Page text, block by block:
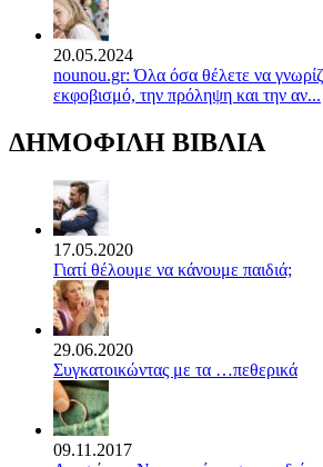
20.05.2024
nounou.gr: Όλα όσα θέλετε να
εκφοβισμό, την πρόληψη και την αν...
ΔΗΜΟΦΙΛΗ ΒΙΒΛΙΑ
17.05.2020
Γιατί θέλουμε να κάνουμε παιδιά;
29.06.2020
Συγκατοικώντας με τα …πεθερικά
09.11.2017